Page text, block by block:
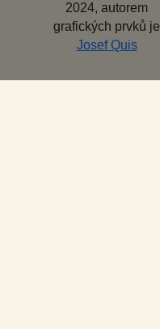
2024, autorem
grafických prvků je
Josef Quis